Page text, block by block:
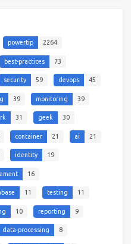
powertip 2264
best-practices 73
security 59 devops 45
39 monitoring 39
31 geek 30
container 21 ai 21
identity 19
16
11 testing 11
10 reporting 9
data-processing 8